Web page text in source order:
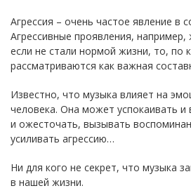
Агрессия – очень частое явление в
Агрессивные проявления, например,
если не стали нормой жизни, то, по
рассматриваются как важная
Известно, что музыка влияет на
человека. Она может успокаивать и
и ожесточать, вызывать
усиливать агрессию…
Ни для кого не секрет, что музыка
в нашей жизни.